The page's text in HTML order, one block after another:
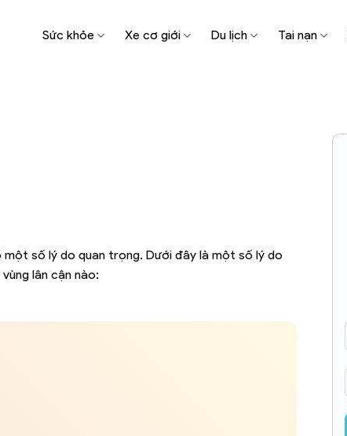
Sức khỏe Xe cơ giới Du lịch Tai nạn
một số lý do quan trọng. Dưới đây là một số lý do
lân cận nào: